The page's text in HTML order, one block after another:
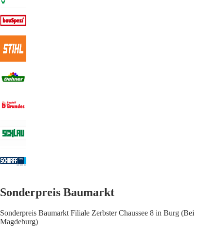
Sonderpreis Baumarkt
Sonderpreis Baumarkt Filiale Zerbster Chaussee 8 in Burg (Bei
Magdeburg)